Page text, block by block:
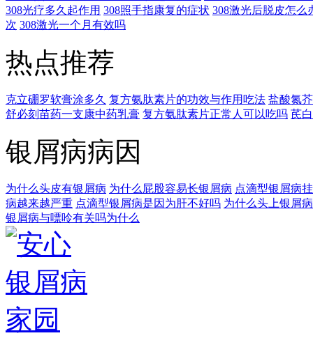
308光疗多久起作用 308照手指康复的症状 308激光后脱皮怎么
次 308激光一个月有效吗
热点推荐
克立硼罗软膏涂多久 复方氨肽素片的功效与作用吃法 盐酸氮
舒必刻苗药一支康中药乳膏 复方氨肽素片正常人可以吃吗 芪
银屑病病因
为什么头皮有银屑病 为什么屁股容易长银屑病 点滴型银屑病
病越来越严重 点滴型银屑病是因为肝不好吗 为什么头上银屑
银屑病与嘌呤有关吗为什么